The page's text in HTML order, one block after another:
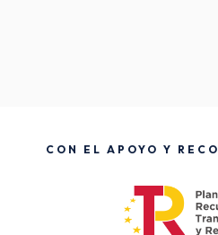
CON EL APOYO Y